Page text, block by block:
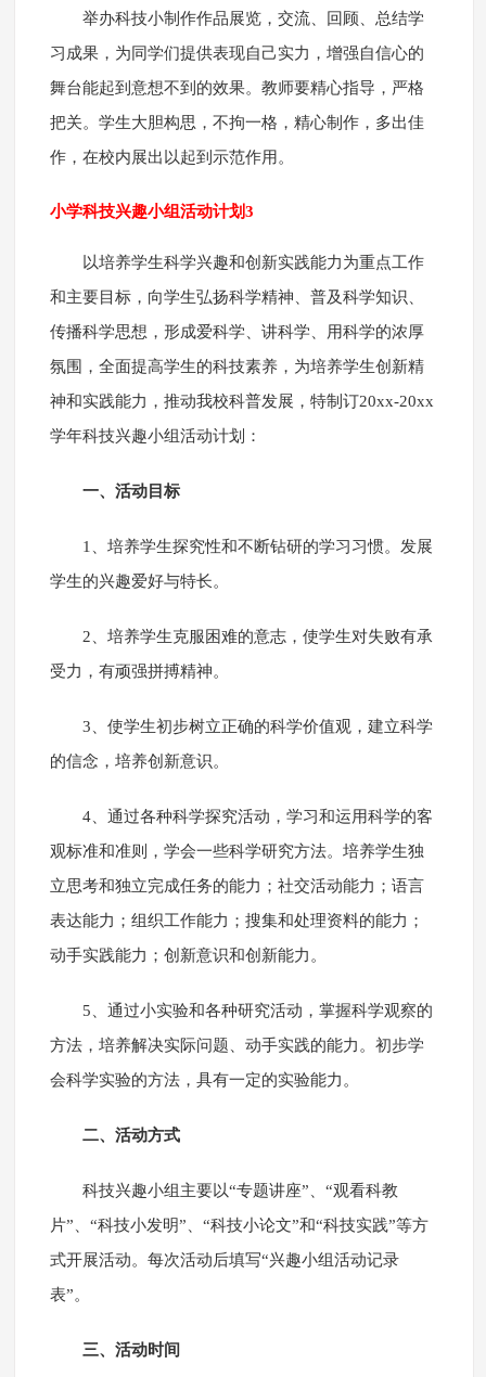
举办科技小制作作品展览，交流、回顾、总结学
习成果，为同学们提供表现自己实力，增强自信心的
舞台能起到意想不到的效果。教师要精心指导，严格
把关。学生大胆构思，不拘一格，精心制作，多出佳
作，在校内展出以起到示范作用。
小学科技兴趣小组活动计划3
以培养学生科学兴趣和创新实践能力为重点工作
和主要目标，向学生弘扬科学精神、普及科学知识、
传播科学思想，形成爱科学、讲科学、用科学的浓厚
氛围，全面提高学生的科技素养，为培养学生创新精
神和实践能力，推动我校科普发展，特制订20xx-20xx
学年科技兴趣小组活动计划：
一、活动目标
1、培养学生探究性和不断钻研的学习习惯。发展
学生的兴趣爱好与特长。
2、培养学生克服困难的意志，使学生对失败有承
受力，有顽强拼搏精神。
3、使学生初步树立正确的科学价值观，建立科学
的信念，培养创新意识。
4、通过各种科学探究活动，学习和运用科学的客
观标准和准则，学会一些科学研究方法。培养学生独
立思考和独立完成任务的能力；社交活动能力；语言
表达能力；组织工作能力；搜集和处理资料的能力；
动手实践能力；创新意识和创新能力。
5、通过小实验和各种研究活动，掌握科学观察的
方法，培养解决实际问题、动手实践的能力。初步学
会科学实验的方法，具有一定的实验能力。
二、活动方式
科技兴趣小组主要以“专题讲座”、“观看科教
片”、“科技小发明”、“科技小论文”和“科技实践”等方
式开展活动。每次活动后填写“兴趣小组活动记录
表”。
三、活动时间